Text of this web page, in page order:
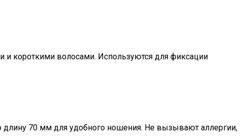
короткими волосами. Используются для фиксации
70 мм для удобного ношения. Не вызывают аллергии,